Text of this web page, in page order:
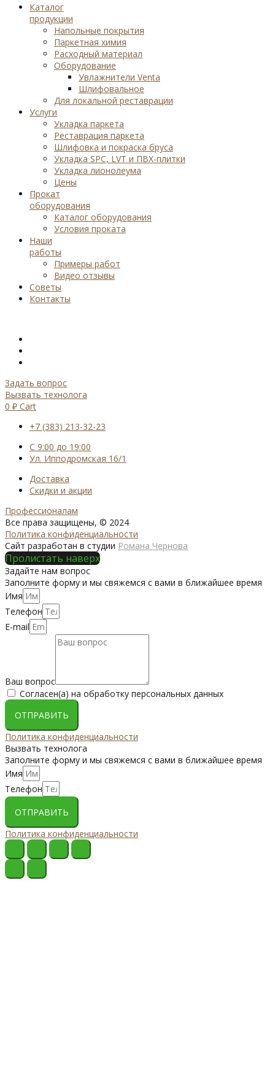
Каталог
продукции
Напольные покрытия
Паркетная химия
Расходный материал
Оборудование
Увлажнители Venta
Шлифовальное
Для локальной реставрации
Услуги
Укладка паркета
Реставрация паркета
Шлифовка и покраска бруса
Укладка SPC, LVT и ПВХ-плитки
Укладка лионолеума
Цены
Прокат
оборудования
Каталог оборудования
Условия проката
Наши
работы
Примеры работ
Видео отзывы
Советы
Контакты
Задать вопрос
Вызвать технолога
0 ₽ Cart
+7 (383) 213-32-23
С 9:00 до 19:00
Ул. Ипподромская 16/1
Доставка
Скидки и акции
Профессионалам
Все права защищены, © 2024
Политика конфиденциальности
Сайт разработан в студии Романа Чернова
Пролистать наверх
Задайте нам вопрос
Заполните форму и мы свяжемся с вами в ближайшее время
Имя
Телефон
E-mail
Ваш вопрос
Согласен(а) на обработку персональных данных
ОТПРАВИТЬ
Политика конфиденциальности
Вызвать технолога
Заполните форму и мы свяжемся с вами в ближайшее время
Имя
Телефон
ОТПРАВИТЬ
Политика конфиденциальности